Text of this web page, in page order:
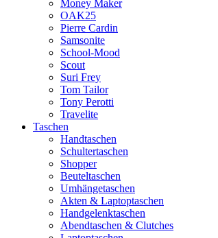
Money Maker
OAK25
Pierre Cardin
Samsonite
School-Mood
Scout
Suri Frey
Tom Tailor
Tony Perotti
Travelite
Taschen
Handtaschen
Schultertaschen
Shopper
Beuteltaschen
Umhängetaschen
Akten & Laptoptaschen
Handgelenktaschen
Abendtaschen & Clutches